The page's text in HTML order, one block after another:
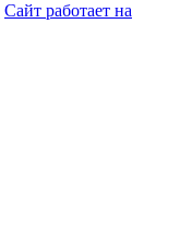
Сайт работает на